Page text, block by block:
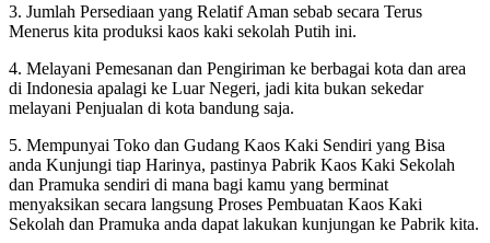
3. Jumlah Persediaan yang Relatif Aman sebab secara Terus
Menerus kita produksi kaos kaki sekolah Putih ini.
4. Melayani Pemesanan dan Pengiriman ke berbagai kota dan area
di Indonesia apalagi ke Luar Negeri, jadi kita bukan sekedar
melayani Penjualan di kota bandung saja.
5. Mempunyai Toko dan Gudang Kaos Kaki Sendiri yang Bisa
anda Kunjungi tiap Harinya, pastinya Pabrik Kaos Kaki Sekolah
dan Pramuka sendiri di mana bagi kamu yang berminat
menyaksikan secara langsung Proses Pembuatan Kaos Kaki
Sekolah dan Pramuka anda dapat lakukan kunjungan ke Pabrik kita.